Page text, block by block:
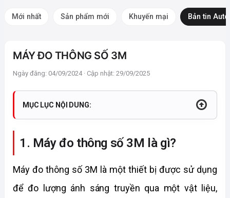
Mới nhất Sản phẩm mới Khuyến mại Bản tin
MÁY ĐO THÔNG SỐ 3M
Ngày đăng: 04/09/2024 · Cập nhật: 29/09/2025
MỤC LỤC NỘI DUNG:
1. Máy đo thông số 3M là gì?
Máy đo thông số 3M là một thiết bị được sử dụng
để đo lượng ánh sáng truyền qua một vật liệu,